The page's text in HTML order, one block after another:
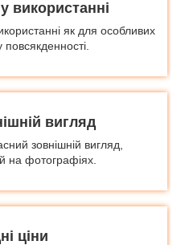
використанні
як для особливих
повсякденності.
вигляд
зовнішній вигляд,
на фотографіях.
ціни